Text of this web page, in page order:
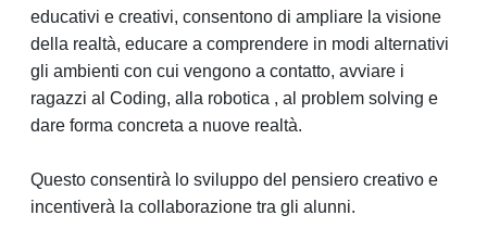
educativi e creativi, consentono di ampliare la visione
della realtà, educare a comprendere in modi alternativi
gli ambienti con cui vengono a contatto, avviare i
ragazzi al Coding, alla robotica , al problem solving e
dare forma concreta a nuove realtà.
Questo consentirà lo sviluppo del pensiero creativo e
incentiverà la collaborazione tra gli alunni.